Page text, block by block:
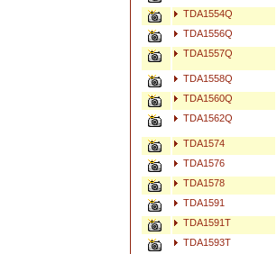
TDA1554Q
TDA1556Q
TDA1557Q
TDA1558Q
TDA1560Q
TDA1562Q
TDA1574
TDA1576
TDA1578
TDA1591
TDA1591T
TDA1593T